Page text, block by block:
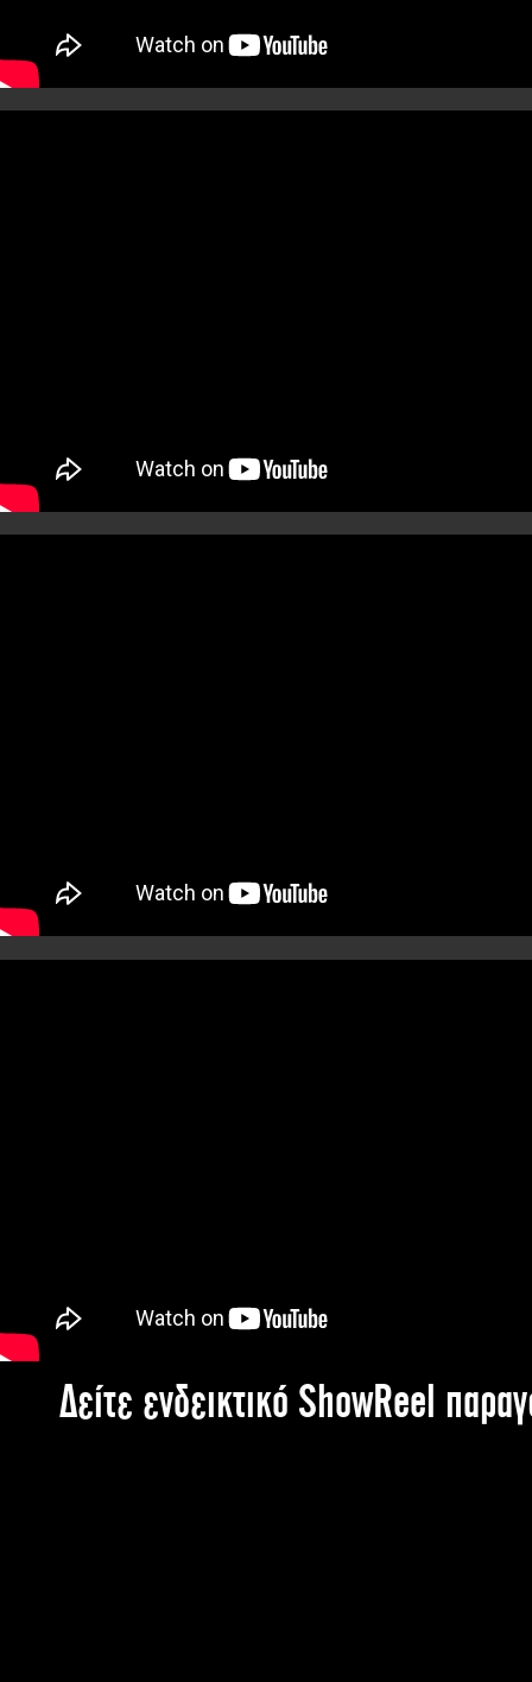
Δείτε ενδεικτικό ShowReel